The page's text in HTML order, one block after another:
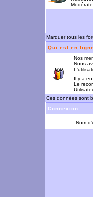
Marquer tous les
Qui est en
Nos
Nous
Il y a
Le
Ces données sont
Connexion
Nom